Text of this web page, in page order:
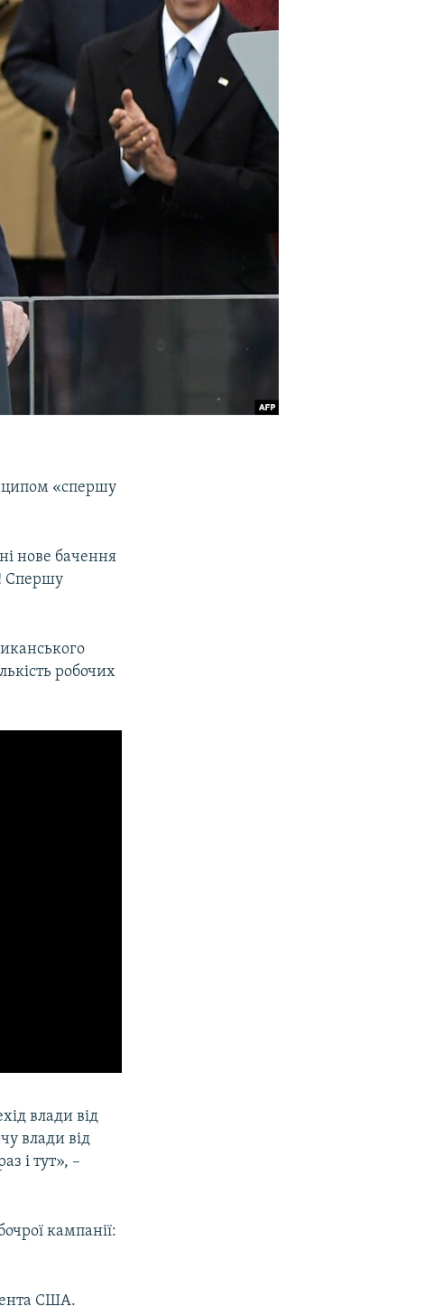
«спершу
нове бачення
Спершу
робочих
влади від
влади від
і тут», –
кампанії:
США.